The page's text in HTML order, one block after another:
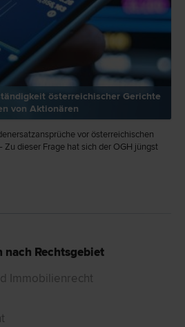
österreichischer Gerichte
von Aktionären
vor österreichischen
Zu dieser Frage hat sich der OGH jüngst
Rechtsgebiet
Immobilienrecht